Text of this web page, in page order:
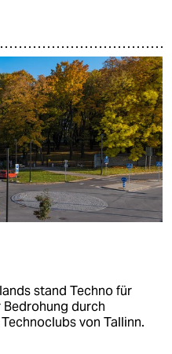
stand Techno für
durch
von Tallinn.